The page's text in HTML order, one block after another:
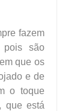
fazem
pois são
que os
e de
o toque
que está